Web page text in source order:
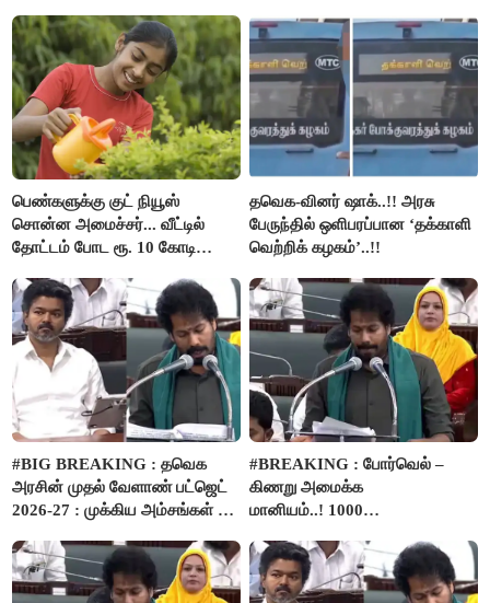
பெண்களுக்கு குட் நியூஸ்
சொன்ன அமைச்சர்... வீட்டில்
தோட்டம் போட ரூ. 10 கோடி
தவெக-வினர் ஷாக்..!! அரசு
பேருந்தில் ஒளிபரப்பான ‘தக்காளி
வெற்றிக் கழகம்’..!!
#BIG BREAKING : தவெக
அரசின் முதல் வேளாண் பட்ஜெட்
2026-27 : முக்கிய அம்சங்கள் ஓர்
#BREAKING : போர்வெல் –
கிணறு அமைக்க
மானியம்..! 1000
பம்புசெட் வழங்கப்படும்..!